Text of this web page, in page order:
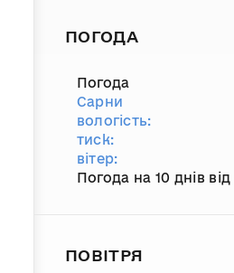
ПОГОДА
Погода
Сарни
вологість:
тиск:
вітер:
Погода на 10 днів від
ПОВІТРЯ